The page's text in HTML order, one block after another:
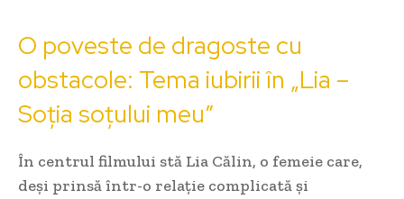
O poveste de dragoste cu
obstacole: Tema iubirii în „Lia –
Soția soțului meu”
În centrul filmului stă Lia Călin, o femeie care,
deși prinsă într-o relație complicată și